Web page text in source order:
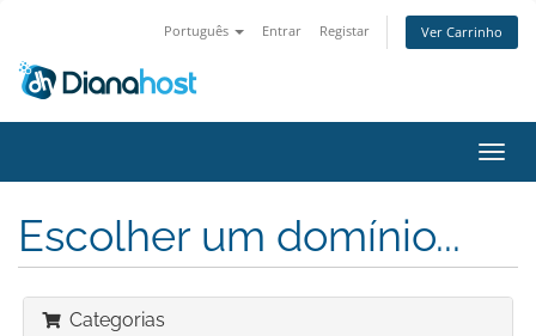
Português Entrar Registar Ver Carrinho
Escolher um domínio...
Categorias